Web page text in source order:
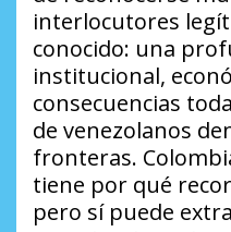
interlocutores
conocido: una
institucional,
consecuencias
de venezolanos
fronteras.
tiene por qué
pero sí puede